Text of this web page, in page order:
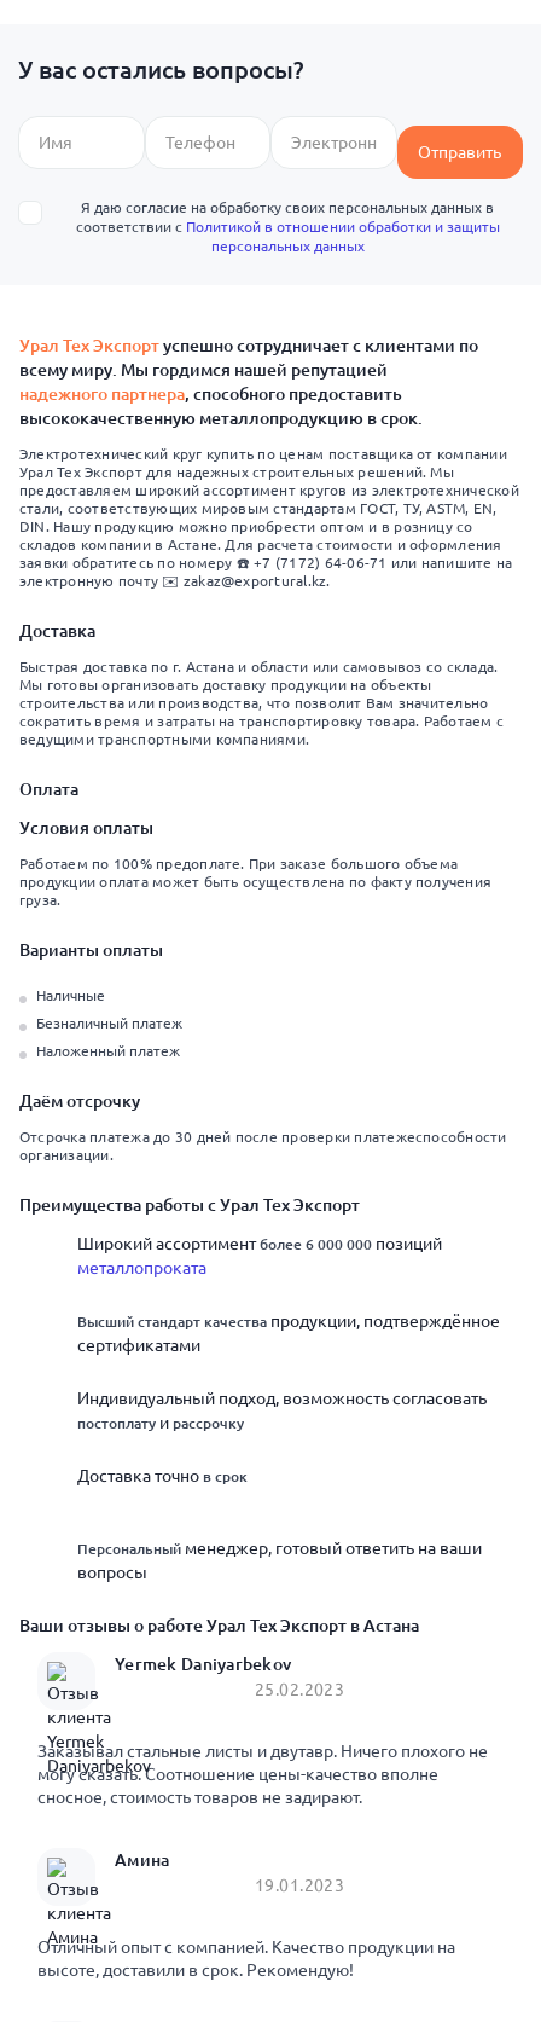
У вас остались вопросы?
Отправить
Я даю согласие на обработку своих персональных данных в
соответствии с Политикой в отношении обработки и защиты
персональных данных
Урал Тех Экспортуспешно сотрудничает с клиентами по
всему миру. Мы гордимся нашей репутацией
надежного партнера, способного предоставить
высококачественную металлопродукцию в срок.
Электротехнический круг купить по ценам поставщика от компании
Урал Тех Экспорт для надежных строительных решений. Мы
предоставляем широкий ассортимент кругов из электротехнической
стали, соответствующих мировым стандартам ГОСТ, ТУ, ASTM, EN,
DIN. Нашу продукцию можно приобрести оптом и в розницу со
складов компании в Астане. Для расчета стоимости и оформления
заявки обратитесь по номеру ☎️ +7 (7172) 64-06-71 или напишите на
электронную почту ✉️ zakaz@exportural.kz.
Доставка
Быстрая доставка по г. Астана и области или самовывоз со склада.
Мы готовы организовать доставку продукции на объекты
строительства или производства, что позволит Вам значительно
сократить время и затраты на транспортировку товара. Работаем с
ведущими транспортными компаниями.
Оплата
Условия оплаты
Работаем по 100% предоплате. При заказе большого объема
продукции оплата может быть осуществлена по факту получения
груза.
Варианты оплаты
Наличные
Безналичный платеж
Наложенный платеж
Даём отсрочку
Отсрочка платежа до 30 дней после проверки платежеспособности
организации.
Преимущества работы с Урал Тех Экспорт
Широкий ассортиментболее 6 000 000 позиций
металлопроката
Высший стандарт качества продукции, подтверждённое
сертификатами
Индивидуальный подход, возможность согласовать
постоплату и рассрочку
Доставка точно в срок
Персональный менеджер, готовый ответить на ваши
вопросы
Ваши отзывы о работе Урал Тех Экспорт в Астана
Yermek Daniyarbekov
25.02.2023
Заказывал стальные листы и двутавр. Ничего плохого не
могу сказать. Соотношение цены-качество вполне
сносное, стоимость товаров не задирают.
Амина
19.01.2023
Отличный опыт с компанией. Качество продукции на
высоте, доставили в срок. Рекомендую!